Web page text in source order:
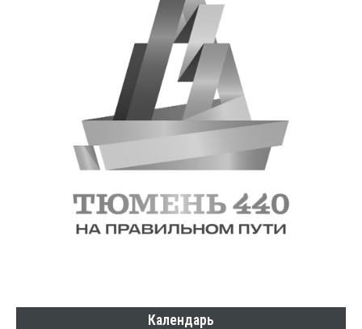
Календарь